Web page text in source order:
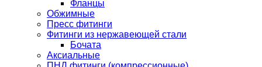
Фланцы
Обжимные
Пресс фитинги
Фитинги из нержавеющей стали
Бочата
Аксиальные